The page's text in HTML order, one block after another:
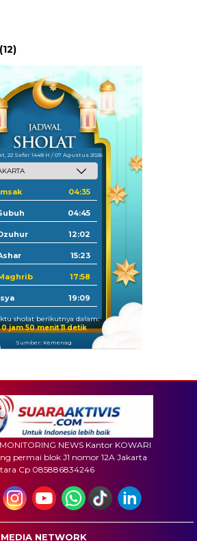
(12)
22 Safar 1448 H / 07 Agustus 2026
04:35
04:45
12:02
15:23
17:58
19:09
sholat berikutnya dalam:
0 jam 50 menit 9 detik
Sumber: Kemenag
NEWS Kantor KOWARI
permai blok J1 nomor 12A Jakarta
Cp 085886834246
MEDIA NETWORK